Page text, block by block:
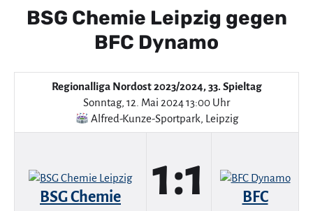
BSG Chemie Leipzig gegen
BFC Dynamo
Regionalliga Nordost 2023/2024, 33. Spieltag
Sonntag, 12. Mai 2024 13:00 Uhr
Alfred-Kunze-Sportpark, Leipzig
BSG Chemie
1:1
BFC